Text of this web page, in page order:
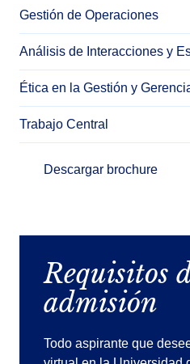
Gestión de Operaciones
Análisis de Interacciones y
Ética en la Gestión y
Trabajo Central
Descargar brochure
Requisitos
admisión
Todo aspirante que